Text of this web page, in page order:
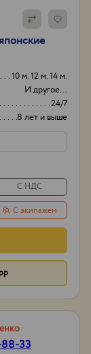
10 м. 12 м. 14 м.
И другое...
24/7
8 лет и выше
Наличные и
С НДС
С экипажем
33